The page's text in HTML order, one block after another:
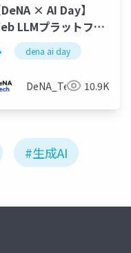
DeNA × AI Day】
LLMプラットフォ
のSAIのリリースと
価値の評価
dena ai day
DeNA_Tech 10.9K
#生成AI